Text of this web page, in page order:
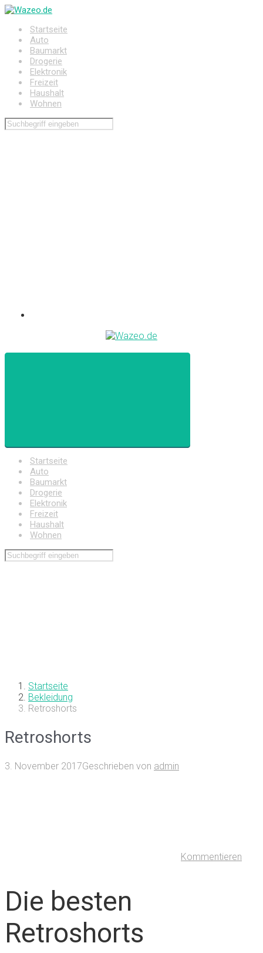
Zum
springenStartseite
Auto
Baumarkt
Drogerie
Elektronik
Freizeit
Haushalt
Wohnen
Startseite
Auto
Baumarkt
Drogerie
Elektronik
Freizeit
Haushalt
Wohnen
Startseite
Bekleidung
Retroshorts
Retroshorts
3. November 2017Geschrieben von admin
Kommentieren
Die besten
Retroshorts